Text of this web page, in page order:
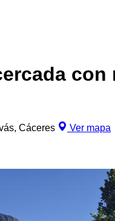
Cáceres
Ver mapa